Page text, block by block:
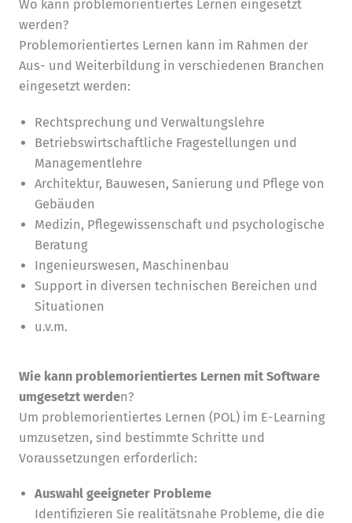
Wo kann problemorientiertes Lernen eingesetzt
werden?
Problemorientiertes Lernen kann im Rahmen der
Aus- und Weiterbildung in verschiedenen Branchen
eingesetzt werden:
Rechtsprechung und Verwaltungslehre
Betriebswirtschaftliche Fragestellungen und
Managementlehre
Architektur, Bauwesen, Sanierung und Pflege von
Gebäuden
Medizin, Pflegewissenschaft und psychologische
Beratung
Ingenieurswesen, Maschinenbau
Support in diversen technischen Bereichen und
Situationen
u.v.m.
Wie kann problemorientiertes Lernen mit Software
umgesetzt werden?
Um problemorientiertes Lernen (POL) im E-Learning
umzusetzen, sind bestimmte Schritte und
Voraussetzungen erforderlich:
Auswahl geeigneter Probleme
Identifizieren Sie realitätsnahe Probleme, die die